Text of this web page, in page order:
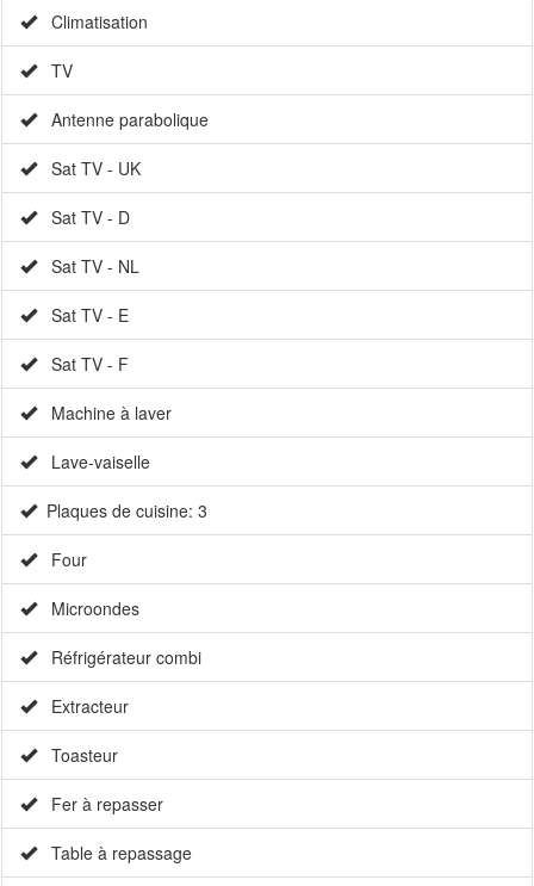
Climatisation
TV
Antenne parabolique
Sat TV - UK
Sat TV - D
Sat TV - NL
Sat TV - E
Sat TV - F
Machine à laver
Lave-vaiselle
Plaques de cuisine: 3
Four
Microondes
Réfrigérateur combi
Extracteur
Toasteur
Fer à repasser
Table à repassage